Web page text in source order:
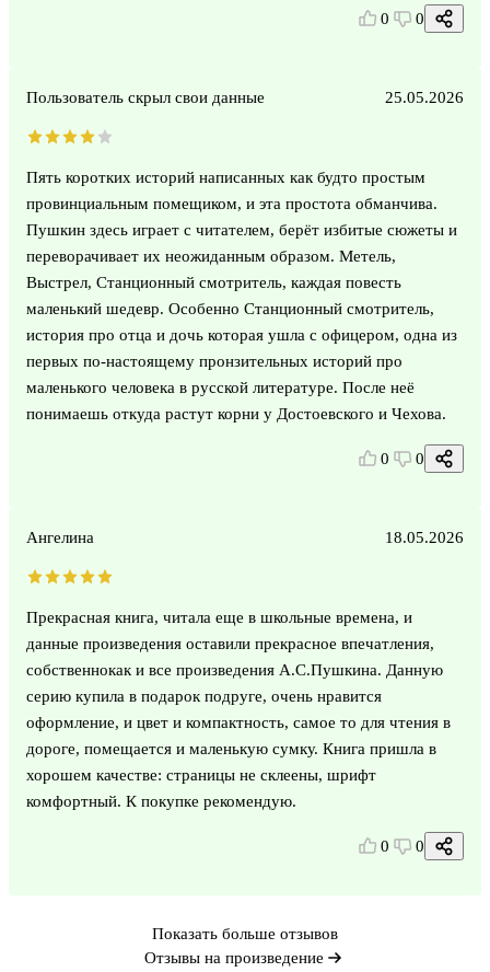
0 0
Пользователь скрыл свои данные 25.05.2026
Пять коротких историй написанных как будто простым
провинциальным помещиком, и эта простота обманчива.
Пушкин здесь играет с читателем, берёт избитые сюжеты и
переворачивает их неожиданным образом. Метель,
Выстрел, Станционный смотритель, каждая повесть
маленький шедевр. Особенно Станционный смотритель,
история про отца и дочь которая ушла с офицером, одна из
первых по-настоящему пронзительных историй про
маленького человека в русской литературе. После неё
понимаешь откуда растут корни у Достоевского и Чехова.
0 0
Ангелина 18.05.2026
Прекрасная книга, читала еще в школьные времена, и
данные произведения оставили прекрасное впечатления,
собственнокак и все произведения А.С.Пушкина. Данную
серию купила в подарок подруге, очень нравится
оформление, и цвет и компактность, самое то для чтения в
дороге, помещается и маленькую сумку. Книга пришла в
хорошем качестве: страницы не склеены, шрифт
комфортный. К покупке рекомендую.
0 0
Показать больше отзывов
Отзывы на произведение